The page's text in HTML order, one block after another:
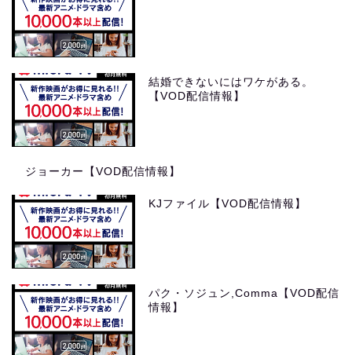
結婚できないにはワケがある。
【VOD配信情報】
ジョーカー【VOD配信情報】
KJファイル【VOD配信情報】
パク・ソジュン,Comma【VOD配信
情報】